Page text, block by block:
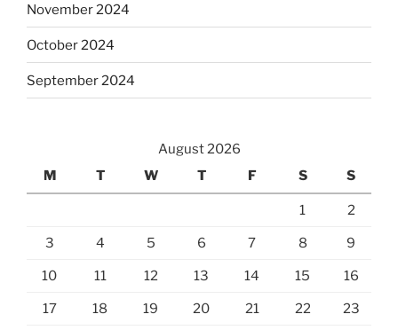
November 2024
October 2024
September 2024
August 2026
M
T W T F S S
1 2
3 4 5 6 7 8 9
10 11 12 13 14 15 16
17 18 19 20 21 22 23